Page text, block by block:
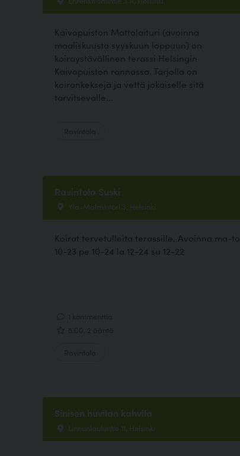
Kaivopuiston Mattolaituri (avoinna
maaliskuusta syyskuun loppuun) on
koiraystävällinen terassi Helsingin
Kaivopuiston rannassa. Tarjolla on
koirankeksejä ja vettä jokaiselle sitä
tarvitsevalle...
Ravintola Suski
Ylä-Malmintori 3, Helsinki
Koirat tervetulleita terassille. Avoinna ma-to
10-23 pe 10-24 la 12-24 su 12-22
Sinisen huvilan kahvila
Linnunlauluntie 11, Helsinki